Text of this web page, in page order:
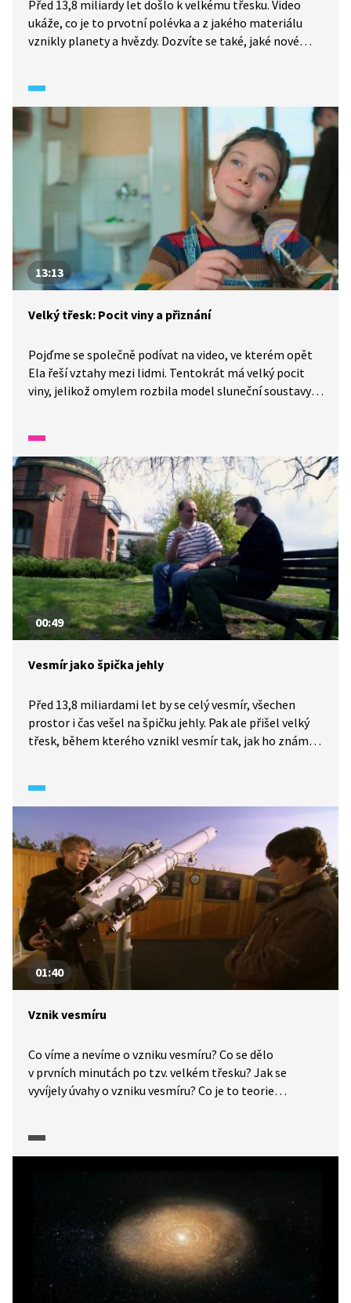
Před 13,8 miliardy let došlo k velkému třesku. Video
ukáže, co je to prvotní polévka a z jakého materiálu
vznikly planety a hvězdy. Dozvíte se také, jaké nové
13:13
Velký třesk: Pocit viny a přiznání
Pojďme se společně podívat na video, ve kterém opět
Ela řeší vztahy mezi lidmi. Tentokrát má velký pocit
viny, jelikož omylem rozbila model sluneční soustavy,
ale nakonec to zvládne, přizná se všem a obrovsky se jí
uleví.
00:49
Vesmír jako špička jehly
Před 13,8 miliardami let by se celý vesmír, všechen
prostor i čas vešel na špičku jehly. Pak ale přišel velký
třesk, během kterého vznikl vesmír tak, jak ho známe
01:40
Vznik vesmíru
Co víme a nevíme o vzniku vesmíru? Co se dělo
v prvních minutách po tzv. velkém třesku? Jak se
vyvíjely úvahy o vzniku vesmíru? Co je to teorie